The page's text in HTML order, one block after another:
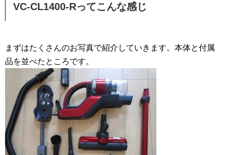
VC-CL1400-Rってこんな感じ
まずはたくさんのお写真で紹介していきます。本体と付属
品を並べたところです。